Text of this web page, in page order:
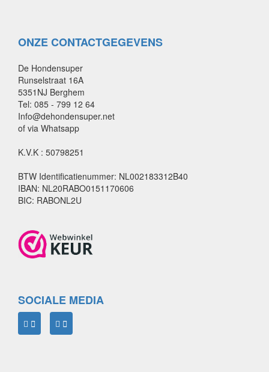
ONZE CONTACTGEGEVENS
De Hondensuper
Runselstraat 16A
5351NJ Berghem
Tel: 085 - 799 12 64
Info@dehondensuper.net
of via Whatsapp
K.V.K : 50798251
BTW Identificatienummer: NL002183312B40
IBAN: NL20RABO0151170606
BIC: RABONL2U
SOCIALE MEDIA